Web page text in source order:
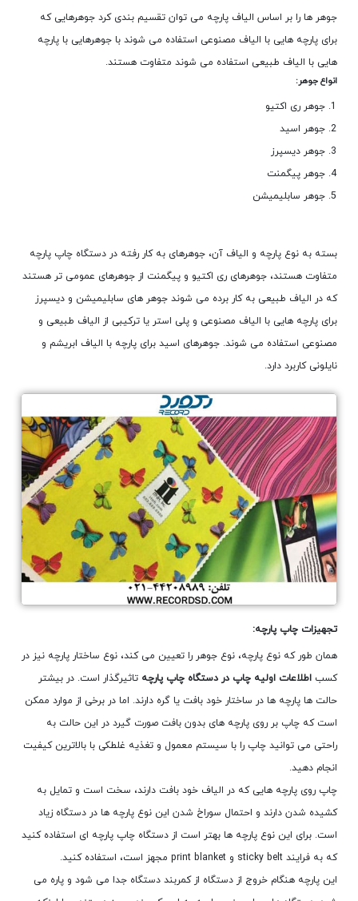
جوهر ها را بر اساس الیاف پارچه می توان تقسیم بندی کرد جوهرهایی که
برای پارچه هایی با الیاف مصنوعی استفاده می شوند با جوهرهایی با پارچه
هایی با الیاف طبیعی استفاده می شوند متفاوت هستند.
انواع جوهر:
جوهر ری اکتیو
جوهر اسید
جوهر دیسپرز
جوهر پیگمنت
جوهر سابلیمیشن
بسته به نوع پارچه و الیاف آن، جوهرهای به کار رفته در دستگاه چاپ پارچه
متفاوت هستند، جوهرهای ری اکتیو و پیگمنت از جوهرهای عمومی تر هستند
که در الیاف طبیعی به کار برده می شوند جوهر های سابلیمیشن و دیسپرز
برای پارچه هایی با الیاف مصنوعی و پلی استر یا ترکیبی از الیاف طبیعی و
مصنوعی استفاده می شوند. جوهرهای اسید برای پارچه با الیاف ابریشم و
نایلونی کاربرد دارد.
تجهیزات چاپ پارچه:
همان طور که نوع پارچه، نوع جوهر را تعیین می کند، نوع ساختار پارچه نیز در
کسباطلاعات اولیه چاپ در دستگاه چاپ پارچه تاثیرگذار است. در بیشتر
حالت ها پارچه ها در ساختار خود بافت یا گره دارند. اما در برخی از موارد ممکن
است که چاپ بر روی پارچه های بدون بافت صورت گیرد در این حالت به
راحتی می توانید چاپ را با سیستم معمول و تغذیه غلطکی با بالاترین کیفیت
انجام دهید.
چاپ روی پارچه هایی که در الیاف خود بافت دارند، سخت است و تمایل به
کشیده شدن دارند و احتمال سوراخ شدن این نوع پارچه ها در دستگاه زیاد
است. برای این نوع پارچه ها بهتر است از دستگاه چاپ پارچه ای استفاده کنید
که به فرایند sticky belt و print blanket مجهز است، استفاده کنید.
این پارچه هنگام خروج از دستگاه از کمربند دستگاه جدا می شود و پاره می